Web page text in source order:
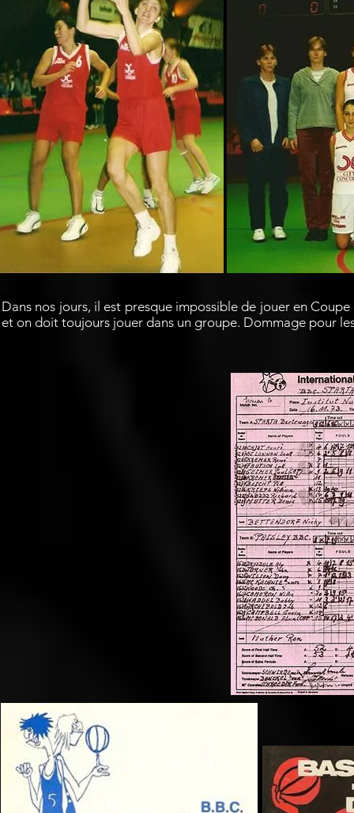
Dans nos jours, il est presque impossible de jouer en
et on doit toujours jouer dans un groupe. Dommage pour